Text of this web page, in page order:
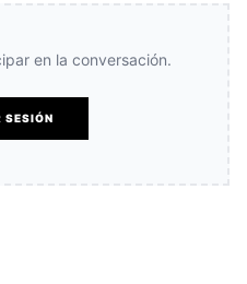
en la conversación.
SESIÓN